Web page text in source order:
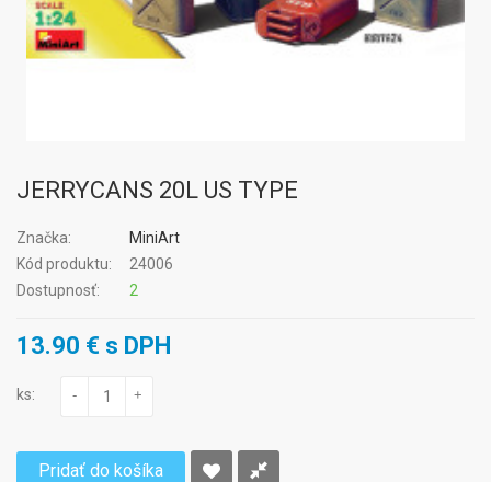
JERRYCANS 20L US TYPE
Značka:
MiniArt
Kód produktu:
24006
Dostupnosť:
2
13.90 € s DPH
ks: - +
Pridať do košíka